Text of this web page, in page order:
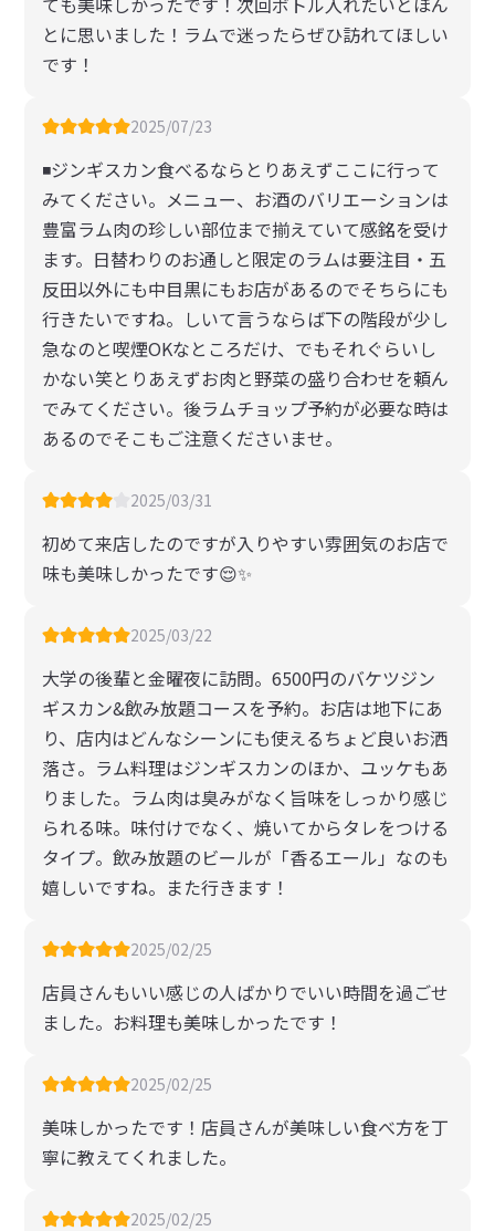
とに思いました！ラムで迷ったらぜひ訪れてほしい
です！
2025/07/23
◾️ジンギスカン食べるならとりあえずここに行って
みてください。メニュー、お酒のバリエーションは
豊富ラム肉の珍しい部位まで揃えていて感銘を受け
ます。日替わりのお通しと限定のラムは要注目・五
反田以外にも中目黒にもお店があるのでそちらにも
行きたいですね。しいて言うならば下の階段が少し
急なのと喫煙OKなところだけ、でもそれぐらいし
かない笑とりあえずお肉と野菜の盛り合わせを頼ん
でみてください。後ラムチョップ予約が必要な時は
あるのでそこもご注意くださいませ。
2025/03/31
初めて来店したのですが入りやすい雰囲気のお店で
味も美味しかったです😌✨
2025/03/22
大学の後輩と金曜夜に訪問。6500円のバケツジン
ギスカン&飲み放題コースを予約。お店は地下にあ
り、店内はどんなシーンにも使えるちょど良いお洒
落さ。ラム料理はジンギスカンのほか、ユッケもあ
りました。ラム肉は臭みがなく旨味をしっかり感じ
られる味。味付けでなく、焼いてからタレをつける
タイプ。飲み放題のビールが「香るエール」なのも
嬉しいですね。また行きます！
2025/02/25
店員さんもいい感じの人ばかりでいい時間を過ごせ
ました。お料理も美味しかったです！
2025/02/25
美味しかったです！店員さんが美味しい食べ方を丁
寧に教えてくれました。
2025/02/25